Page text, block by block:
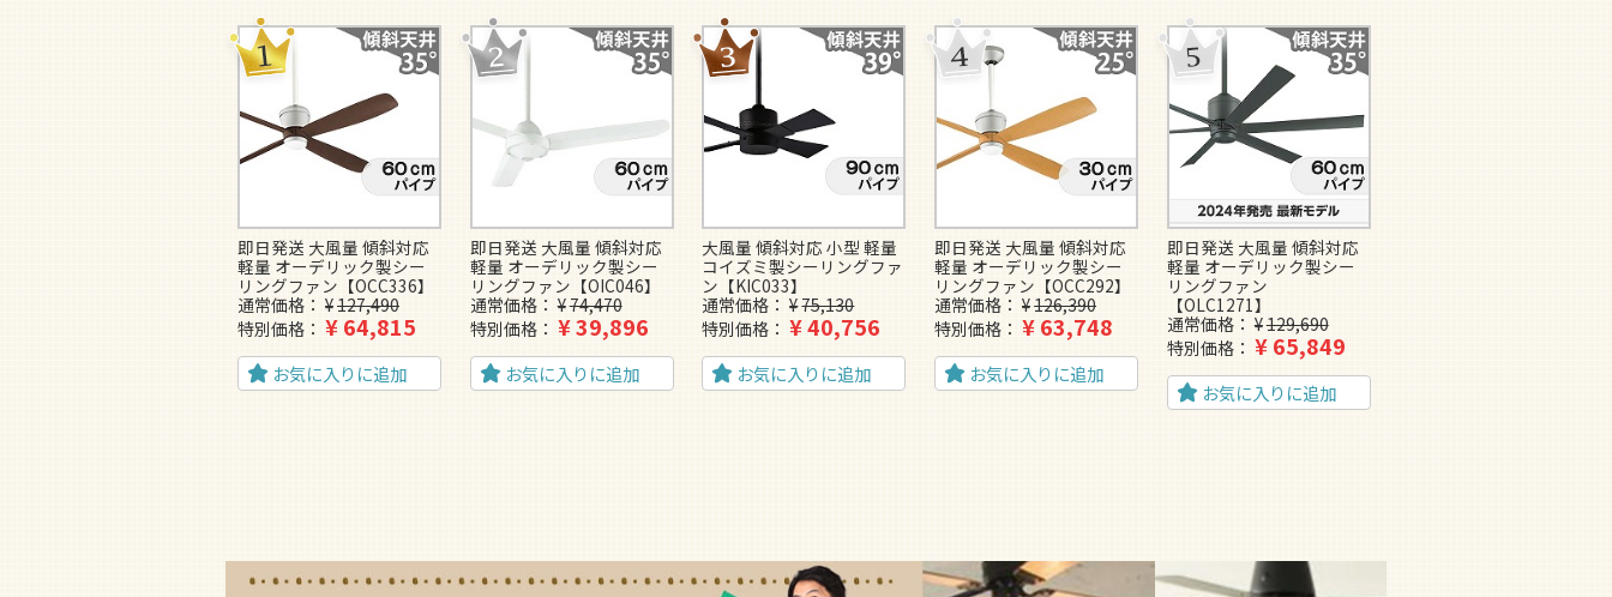
即日発送 大風量 傾斜対応
軽量 オーデリック製シー
リングファン【OCC336】
通常価格
¥127,490
特別価格
¥64,815
お気に入りに追加
即日発送 大風量 傾斜対応
軽量 オーデリック製シー
リングファン【OIC046】
通常価格
¥74,470
特別価格
¥39,896
お気に入りに追加
大風量 傾斜対応 小型 軽量
コイズミ製シーリングファ
ン【KIC033】
通常価格
¥75,130
特別価格
¥40,756
お気に入りに追加
即日発送 大風量 傾斜対応
軽量 オーデリック製シー
リングファン【OCC292】
通常価格
¥126,390
特別価格
¥63,748
お気に入りに追加
即日発送 大風量 傾斜対応
軽量 オーデリック製シー
リングファン
【OLC1271】
通常価格
¥129,690
特別価格
¥ 65,849
お気に入りに追加